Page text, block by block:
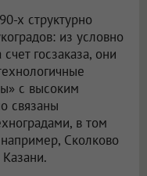
х структурно
из условно
госзаказа, они
с высоким
связаны
в том
Сколково